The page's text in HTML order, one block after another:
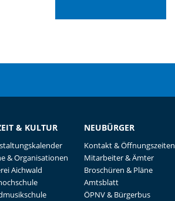
& KULTUR
& Organisationen
Aichwald
NEUBÜRGER
Kontakt & Öffnungszeiten
Mitarbeiter & Ämter
Broschüren & Pläne
Amtsblatt
ÖPNV & Bürgerbus